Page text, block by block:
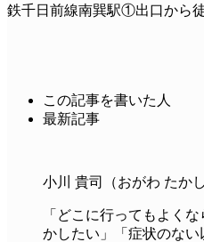
鉄千日前線南巽駅①出口から
この記事を書いた人
最新記事
小川 貴司（おがわ たかし
「どこに行ってもよく
かしたい」「症状のな